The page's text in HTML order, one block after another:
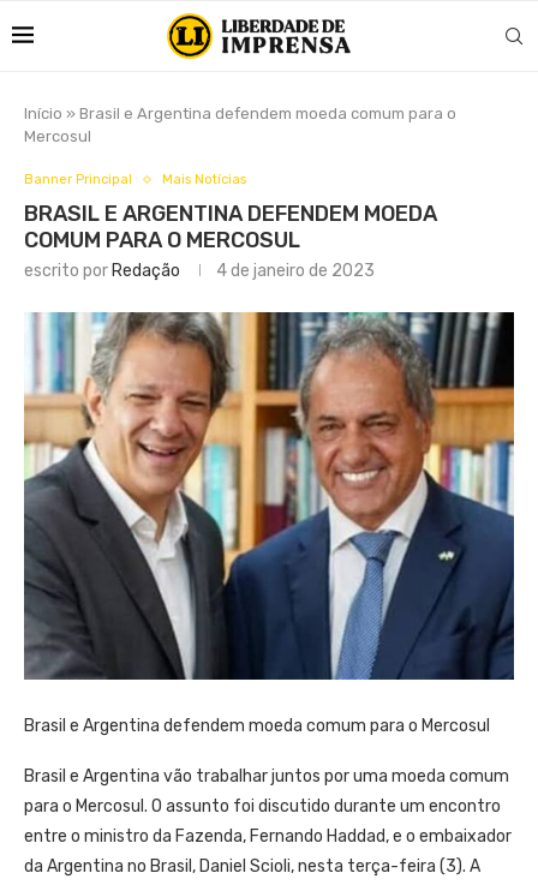
Início » Brasil e Argentina defendem moeda comum para o
Mercosul
Banner Principal Mais Notícias
BRASIL E ARGENTINA DEFENDEM MOEDA
COMUM PARA O MERCOSUL
escrito por Redação 4 de janeiro de 2023
Brasil e Argentina defendem moeda comum para o Mercosul
Brasil e Argentina vão trabalhar juntos por uma moeda comum
para o Mercosul. O assunto foi discutido durante um encontro
entre o ministro da Fazenda, Fernando Haddad, e o embaixador
da Argentina no Brasil, Daniel Scioli, nesta terça-feira (3). A